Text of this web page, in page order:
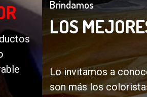
RESULTADOS
conocer el por qué cada vez
y pintores que deciden
amplia gama de productos